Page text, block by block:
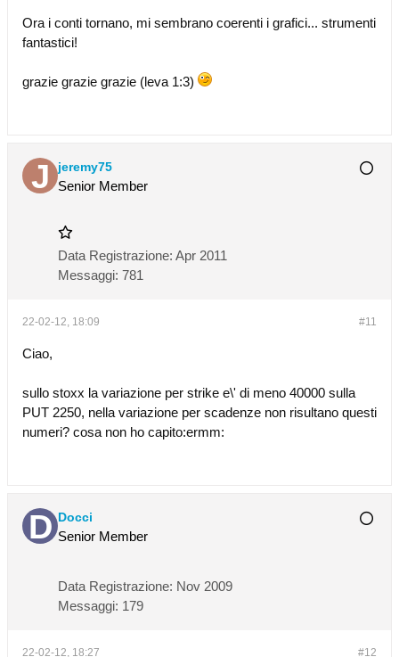
Ora i conti tornano, mi sembrano coerenti i grafici... strumenti
fantastici!
grazie grazie grazie (leva 1:3)
jeremy75
Senior Member
Data Registrazione: Apr 2011
Messaggi: 781
#11
22-02-12, 18:09
Ciao,
sullo stoxx la variazione per strike e\' di meno 40000 sulla
PUT 2250, nella variazione per scadenze non risultano questi
numeri? cosa non ho capito:ermm:
Docci
Senior Member
Data Registrazione: Nov 2009
Messaggi: 179
#12
22-02-12, 18:27